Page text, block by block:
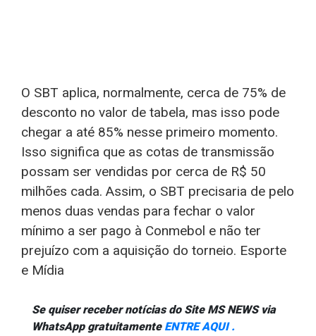
O SBT aplica, normalmente, cerca de 75% de
desconto no valor de tabela, mas isso pode
chegar a até 85% nesse primeiro momento.
Isso significa que as cotas de transmissão
possam ser vendidas por cerca de R$ 50
milhões cada. Assim, o SBT precisaria de pelo
menos duas vendas para fechar o valor
mínimo a ser pago à Conmebol e não ter
prejuízo com a aquisição do torneio. Esporte
e Mídia
Se quiser receber notícias do Site MS NEWS via
WhatsApp gratuitamente ENTRE AQUI .